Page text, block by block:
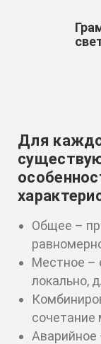
Для
Общее –
Местное –
локально,
сочетание
Аварийное